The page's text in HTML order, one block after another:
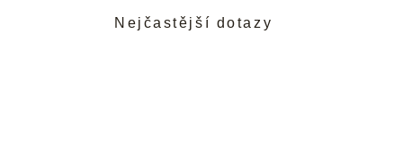
Nejčastější dotazy